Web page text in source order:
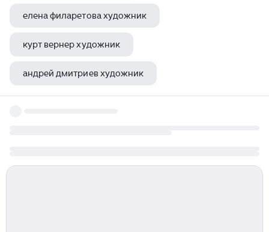
елена филаретова художник
курт вернер художник
андрей дмитриев художник